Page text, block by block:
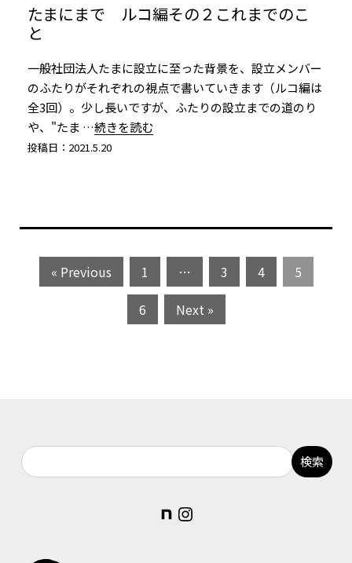
たまにまで ルコ編その２これまでのこ
と
一般社団法人たまに設立に至った背景を、設立メンバー
のふたりがそれぞれの視点で書いていきます（ルコ編は
全3回）。少し長いですが、ふたりの設立までの道のり
や、"たま …続きを読む
投稿日：2021.5.20
« Previous 1 … 3 4
5
6
Next »
noteInstagram